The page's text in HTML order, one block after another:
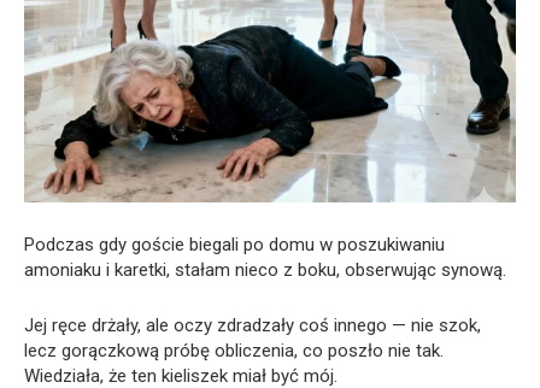
Podczas gdy goście biegali po domu w poszukiwaniu
amoniaku i karetki, stałam nieco z boku, obserwując synową.
Jej ręce drżały, ale oczy zdradzały coś innego — nie szok,
lecz gorączkową próbę obliczenia, co poszło nie tak.
Wiedziała, że ten kieliszek miał być mój.